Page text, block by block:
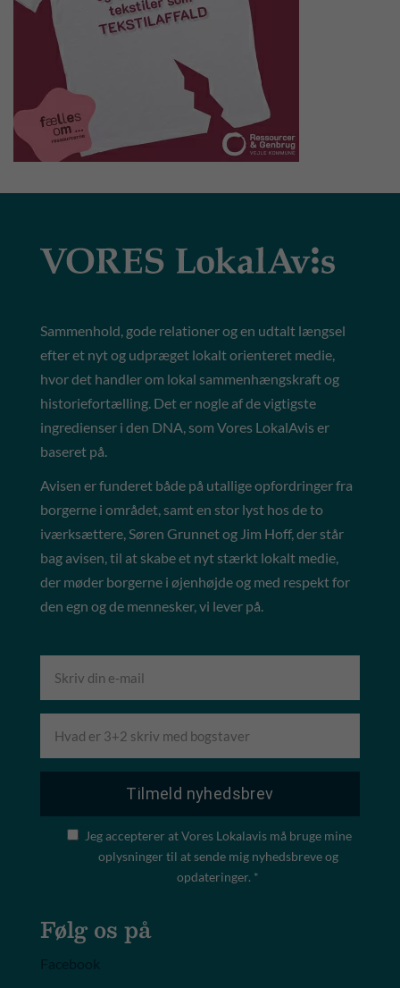
Sammenhold, gode relationer og en udtalt længsel
efter et nyt og udpræget lokalt orienteret medie,
hvor det handler om lokal sammenhængskraft og
historiefortælling. Det er nogle af de vigtigste
ingredienser i den DNA, som Vores LokalAvis er
baseret på.
Avisen er funderet både på utallige opfordringer fra
borgerne i området, samt en stor lyst hos de to
iværksættere, Søren Grunnet og Jim Hoff, der står
bag avisen, til at skabe et nyt stærkt lokalt medie,
der møder borgerne i øjenhøjde og med respekt for
den egn og de mennesker, vi lever på.
Jeg accepterer at Vores Lokalavis må bruge mine
oplysninger til at sende mig nyhedsbreve og
opdateringer. *
Følg os på